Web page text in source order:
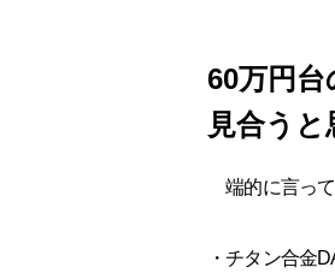
60万円
見合う
端的に言って
・チタン合金